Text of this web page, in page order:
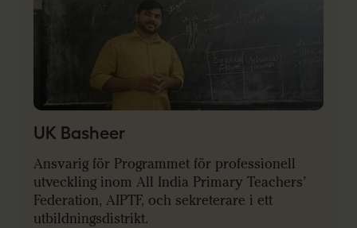
UK Basheer
Ansvarig för Programmet för professionell
utveckling inom All India Primary Teachers’
Federation, AIPTF, och sekreterare i ett
utbildningsdistrikt.